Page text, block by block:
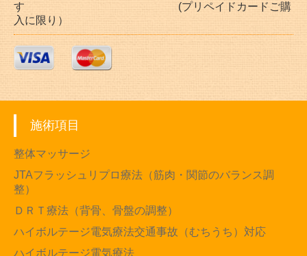
す (プリペイドカードご購
入に限り）
施術項目
整体マッサージ
JTAフラッシュリプロ療法（筋肉・関節のバランス調
整）
ＤＲＴ療法（背骨、骨盤の調整）
ハイボルテージ電気療法交通事故（むちうち）対応
ハイボルテージ電気療法